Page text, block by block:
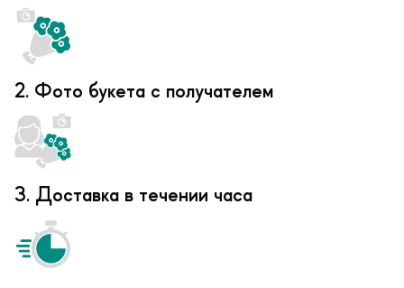
2. Фото букета с получателем
3. Доставка в течении часа